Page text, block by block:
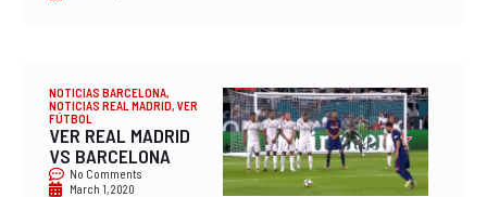
NOTICIAS BARCELONA,
NOTICIAS REAL MADRID, VER
FÚTBOL
VER REAL MADRID
VS BARCELONA
No Comments
March 1, 2020